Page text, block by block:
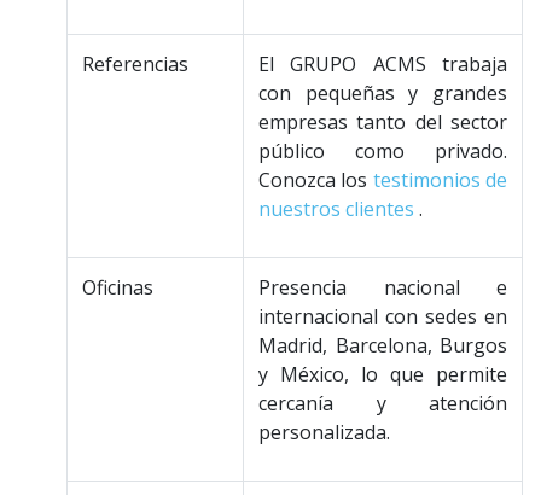
Referencias
El GRUPO ACMS trabaja
con pequeñas y grandes
empresas tanto del sector
público como privado.
Conozca los testimonios de
nuestros clientes .
Oficinas
Presencia nacional e
internacional con sedes en
Madrid, Barcelona, Burgos
y México, lo que permite
cercanía y atención
personalizada.